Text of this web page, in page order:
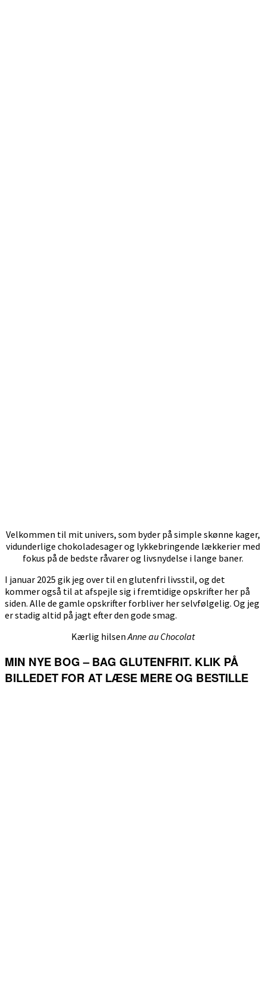
Velkommen til mit univers, som byder på simple skønne kager,
vidunderlige chokoladesager og lykkebringende lækkerier med
fokus på de bedste råvarer og livsnydelse i lange baner.
I januar 2025 gik jeg over til en glutenfri livsstil, og det
kommer også til at afspejle sig i fremtidige opskrifter her på
siden. Alle de gamle opskrifter forbliver her selvfølgelig. Og jeg
er stadig altid på jagt efter den gode smag.
Kærlig hilsenAnne au Chocolat
MIN NYE BOG – BAG GLUTENFRIT. KLIK PÅ
BILLEDET FOR AT LÆSE MERE OG BESTILLE